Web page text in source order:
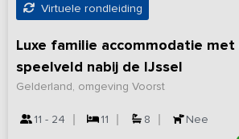
Virtuele rondleiding
Luxe familie accommodatie
speelveld nabij de IJssel
Gelderland, omgeving Voorst
11 - 24 11 8 Nee